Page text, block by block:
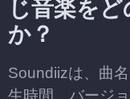
じ音楽を
か？
Soundiizは、曲
生時間、バージ